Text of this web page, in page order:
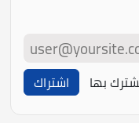
بها اشتراك